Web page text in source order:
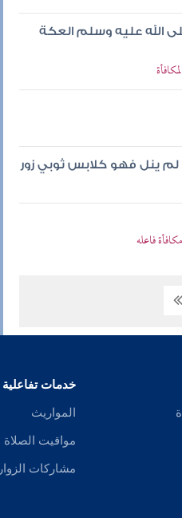
الله عليه وسلم العكة
ينل فهو كلابس ثوبي زور
فاعله
خدمات تفاعلية
المواريث
مواقيت الصلاة
مشاركات الزوار